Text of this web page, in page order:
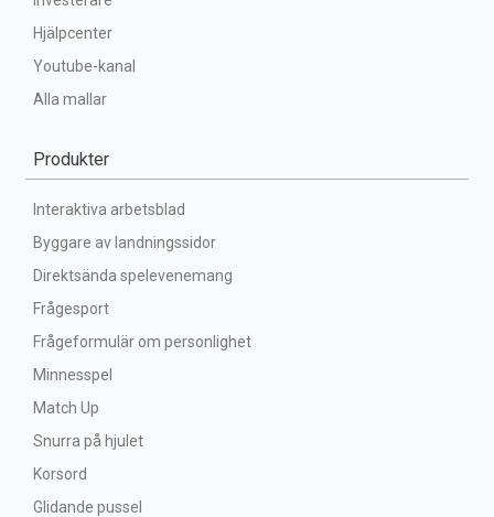
Hjälpcenter
Youtube-kanal
Alla mallar
Produkter
Interaktiva arbetsblad
Byggare av landningssidor
Direktsända spelevenemang
Frågesport
Frågeformulär om personlighet
Minnesspel
Match Up
Snurra på hjulet
Korsord
Glidande pussel